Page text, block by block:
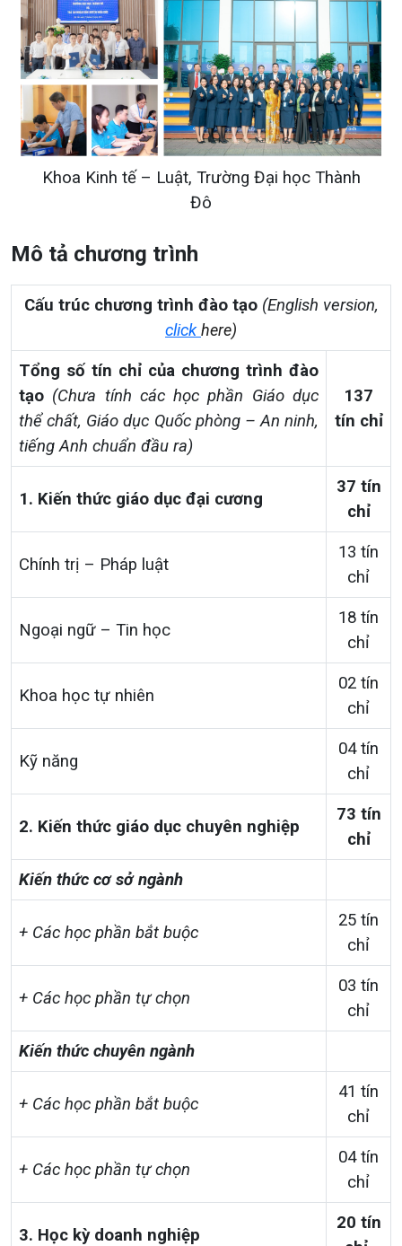
Khoa Kinh tế – Luật, Trường Đại học Thành
Đô
Mô tả chương trình
Cấu trúc chương trình đào tạo (English version,
clickhere)
Tổng số tín chỉ của chương trình đào
tạo (Chưa tính các học phần Giáo dục
thể chất, Giáo dục Quốc phòng – An ninh,
tiếng Anh chuẩn đầu ra)
137
tín chỉ
1. Kiến thức giáo dục đại cương
37 tín
chỉ
Chính trị – Pháp luật
13 tín
chỉ
Ngoại ngữ – Tin học
18 tín
chỉ
Khoa học tự nhiên
02 tín
chỉ
Kỹ năng
04 tín
chỉ
2. Kiến thức giáo dục chuyên nghiệp
73 tín
chỉ
Kiến thức cơ sở ngành
+ Các học phần bắt buộc
25 tín
chỉ
+ Các học phần tự chọn
03 tín
chỉ
Kiến thức chuyên ngành
+ Các học phần bắt buộc
41 tín
chỉ
+ Các học phần tự chọn
04 tín
chỉ
3. Học kỳ doanh nghiệp
20 tín